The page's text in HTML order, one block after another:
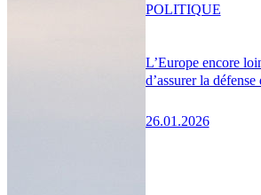
L’Europe encore
d’assurer la
26.01.2026
POLITIQUE